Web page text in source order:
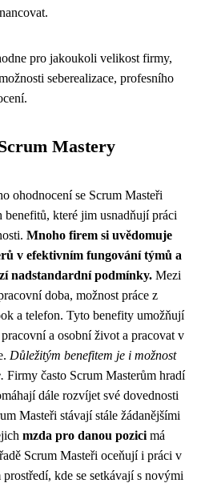
pro jakoukoli velikost firmy,
seberealizace, profesního
Mastery
ohodnocení se Scrum Masteři
benefitů, které jim usnadňují práci
Mnoho firem si uvědomuje
v efektivním fungování týmů a
nadstandardní podmínky. Mezi
doba, možnost práce z
a telefon. Tyto benefity umožňují
a osobní život a pracovat v
Důležitým benefitem je i možnost
Firmy často Scrum Masterům hradí
dále rozvíjet své dovednosti
Masteři stávají stále žádanějšími
mzda pro danou pozici má
Scrum Masteři oceňují i práci v
kde se setkávají s novými